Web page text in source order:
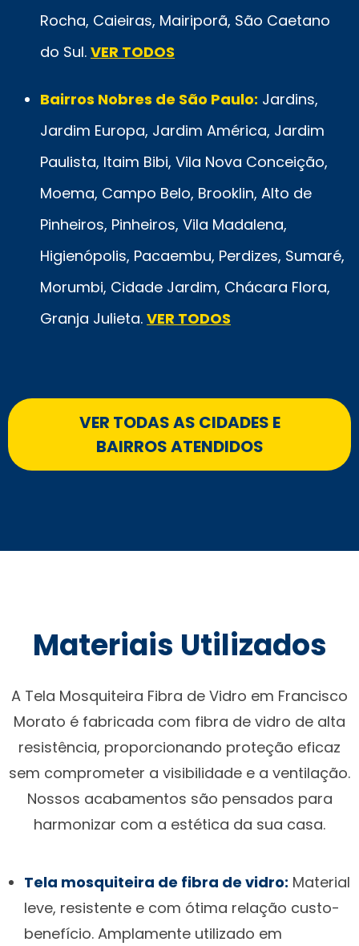
Rocha, Caieiras, Mairiporã, São Caetano
do Sul. VER TODOS
Bairros Nobres de São Paulo: Jardins,
Jardim Europa, Jardim América, Jardim
Paulista, Itaim Bibi, Vila Nova Conceição,
Moema, Campo Belo, Brooklin, Alto de
Pinheiros, Pinheiros, Vila Madalena,
Higienópolis, Pacaembu, Perdizes, Sumaré,
Morumbi, Cidade Jardim, Chácara Flora,
Granja Julieta. VER TODOS
VER TODAS AS CIDADES E
BAIRROS ATENDIDOS
Materiais Utilizados
A Tela Mosquiteira Fibra de Vidro em Francisco
Morato é fabricada com fibra de vidro de alta
resistência, proporcionando proteção eficaz
sem comprometer a visibilidade e a ventilação.
Nossos acabamentos são pensados para
harmonizar com a estética da sua casa.
Tela mosquiteira de fibra de vidro: Material
leve, resistente e com ótima relação custo-
benefício. Amplamente utilizado em